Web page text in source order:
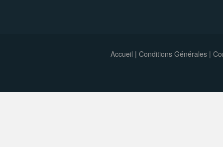
Accueil | Conditions Générales|